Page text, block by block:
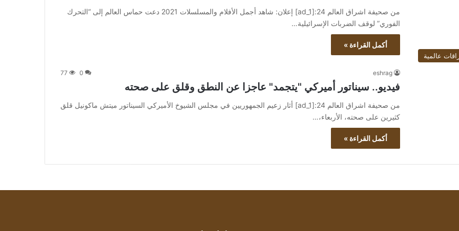
من صحيفة اشراق العالم 24:[ad_1] إعلان: شاهد أجمل الأفلام والمسلسلات 2021 دعت حماس العالم إلى “التحرك
الفوري” لوقف الضربات الإسرائيلية…
أكمل القراءة »
عالمية
eshrag
0
77
فيديو.. سيناتور أميركي "يتجمد" عاجزا عن النطق وقلق على صحته
من صحيفة اشراق العالم 24:[ad_1] أثار زعيم الجمهوريين في مجلس الشيوخ الأميركي السيناتور ميتش ماكونيل قلق
كثيرين على صحته، الأربعاء،…
أكمل القراءة »